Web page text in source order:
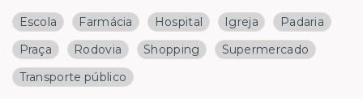
Escola Farmácia Hospital Igreja
Padaria
Praça
Rodovia Shopping
Supermercado
Transporte público